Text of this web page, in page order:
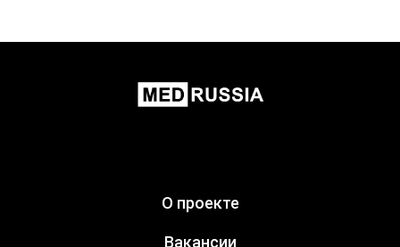
О проекте
Вакансии